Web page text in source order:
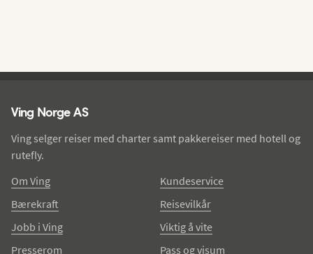
Ving Norge AS
Ving selger reiser med charter samt pakkereiser med hotell og
rutefly.
Om Ving
Bærekraft
Jobb i Ving
Presserom
Kundeservice
Reisevilkår
Viktig å vite
Pass og visum